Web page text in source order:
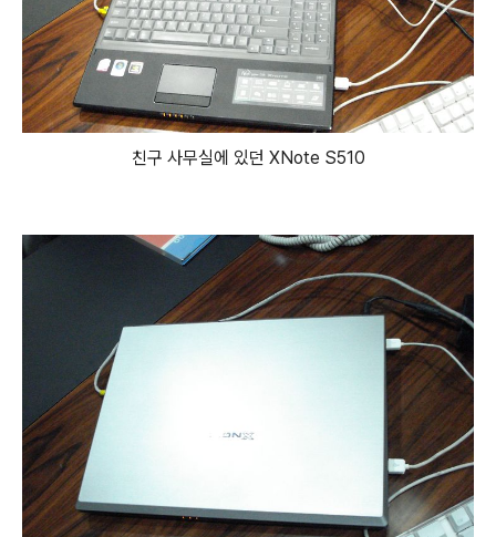
친구 사무실에 있던 XNote S510